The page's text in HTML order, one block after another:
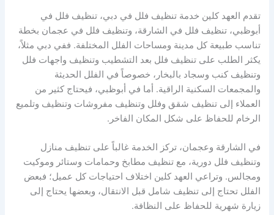
تقدم العهد كلين خدمة تنظيف فلل في دبي، تنظيف فلل في
أبوظبي، تنظيف فلل في الشارقة، وتنظيف فلل في عجمان بخطة
تناسب طبيعة كل مدينة ومساحات الفلل المختلفة. ففي دبي مثلاً،
يكثر الطلب على تنظيف فلل بعد التشطيب وتنظيف واجهات فلل
وتنظيف كنب وسجاد بالبخار، خصوصاً في الفلل الحديثة
والمجمعات السكنية الراقية. أما في أبوظبي، فيحتاج كثير من
العملاء إلى تنظيف شقق وفلل وتنظيف مفروشات وتنظيف وتلميع
الرخام للحفاظ على شكل المكان الفاخر.
في الشارقة وعجمان، تركز الخدمة غالباً على تنظيف منازل
وتنظيف فلل دورية، مع تنظيف مطابخ وحمامات وستائر وموكيت
ومجالس. وتراعي العهد كلين اختلاف احتياجات كل عميل؛ فبعض
الفلل تحتاج إلى تنظيف شامل قبل الانتقال، وبعضها يحتاج إلى
زيارة شهرية للحفاظ على النظافة.